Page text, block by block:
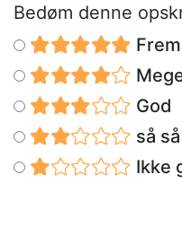
Bedøm denne
God
så så
Ikke